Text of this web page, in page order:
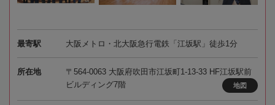
最寄駅 大阪メトロ・北大阪急行電鉄「江坂駅」徒歩1分
所在地
〒564-0063 大阪府吹田市江坂町1-13-33 HF江坂駅前
ビルディング7階
地図